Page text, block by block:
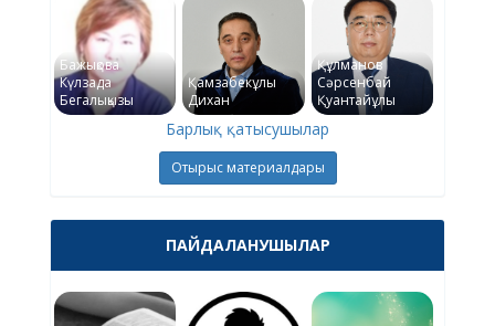
Бажықова
Күлзада
Бегалықызы
Қамзабекұлы
Дихан
Құлманов
Сәрсенбай
Қуантайұлы
Барлық қатысушылар
Отырыс материалдары
ПАЙДАЛАНУШЫЛАР